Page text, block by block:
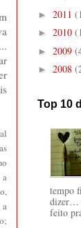
a
a
► 2011
► 2010
► 2009
► 2008
Top 10
tempo
dizer…
feito